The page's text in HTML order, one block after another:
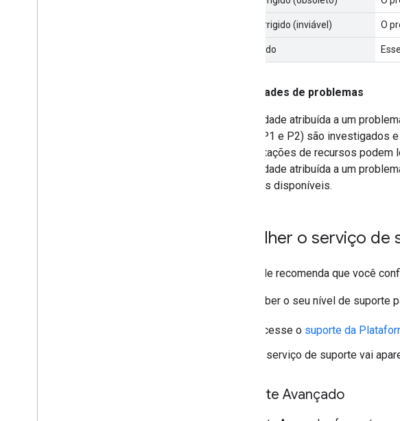
Não corrigido (inviável) O
Duplicado
Prioridades de problemas
A prioridade atribuída a um
(como P1 e P2) são investigados
e solicitações de recursos
A prioridade atribuída a um
recursos disponíveis.
Escolher o serviço
O Google recomenda que você
Para saber o seu nível de suporte
Acesse o suporte da
O serviço de suporte vai
Suporte Avançado